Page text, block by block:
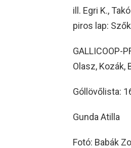
ill. Egri K., Takó
piros lap:
GALLICOOP-
Olasz, Kozák,
Góllövőlista:
Gunda Atilla
Fotó: Babák